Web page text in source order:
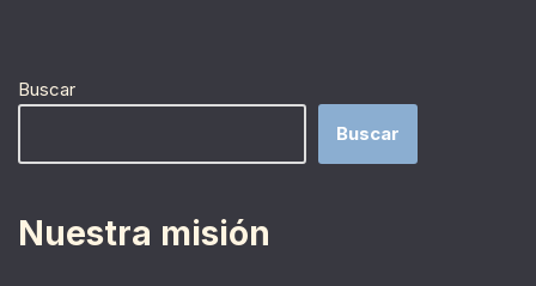
Buscar
Buscar
Nuestra misión